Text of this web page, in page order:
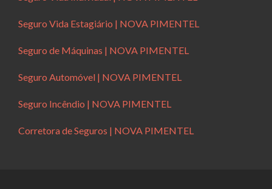
Seguro Vida Estagiário | NOVA PIMENTEL
Seguro de Máquinas | NOVA PIMENTEL
Seguro Automóvel | NOVA PIMENTEL
Seguro Incêndio | NOVA PIMENTEL
Corretora de Seguros | NOVA PIMENTEL